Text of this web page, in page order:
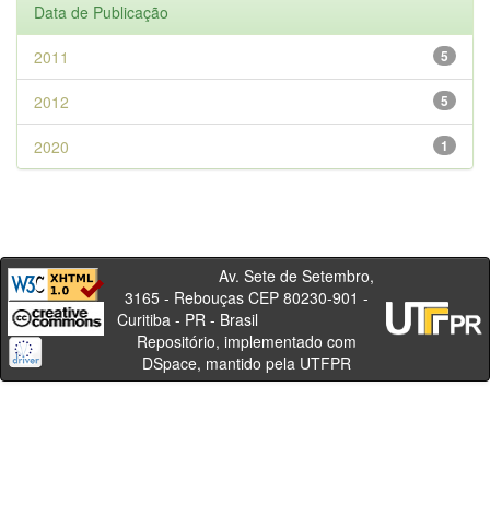
Data de Publicação
5
2011
5
2012
1
2020
Av. Sete de Setembro,
3165 - Rebouças CEP 80230-901 -
Curitiba - PR - Brasil
Repositório, implementado com
DSpace, mantido pela UTFPR